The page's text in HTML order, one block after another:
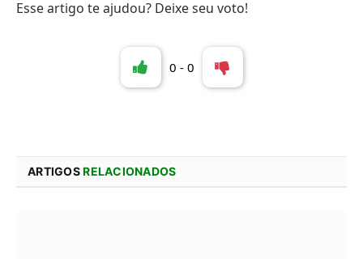
Esse artigo te ajudou? Deixe seu voto!
0 - 0
ARTIGOSRELACIONADOS